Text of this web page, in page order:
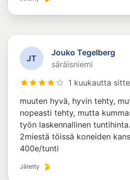
JT
Jouko Tegelberg
säräisniemi
1 kuukautta
muuten hyvä, hyvin tehty,
nopeasti tehty, mutta
työn laskennallinen
2miestä töissä koneiden
400e/tunti
Jätetty